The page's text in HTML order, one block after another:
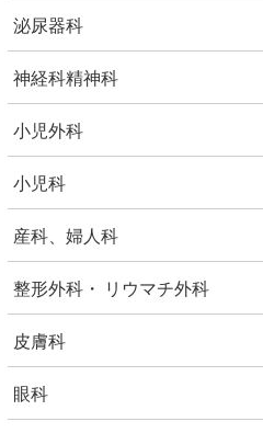
泌尿器科
神経科精神科
小児外科
小児科
産科、婦人科
整形外科・ リウマチ外科
皮膚科
眼科